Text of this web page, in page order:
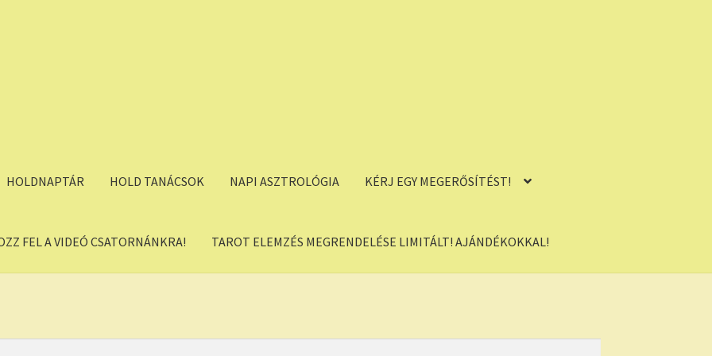
HOLDNAPTÁR HOLD TANÁCSOK NAPI ASZTROLÓGIA KÉRJ EGY MEGERŐSÍTÉST!
FEL A VIDEÓ CSATORNÁNKRA! TAROT ELEMZÉS MEGRENDELÉSE LIMITÁLT! AJÁNDÉKOKKAL!